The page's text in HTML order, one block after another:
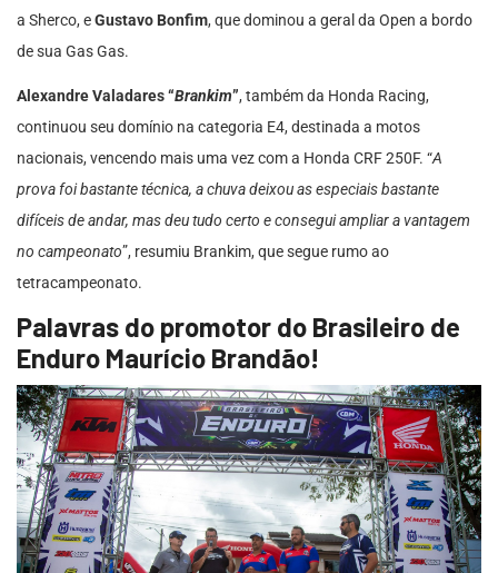
a Sherco, eGustavo Bonfim, que dominou a geral da Open a bordo
de sua Gas Gas.
Alexandre Valadares “Brankim”, também da Honda Racing,
continuou seu domínio na categoria E4, destinada a motos
nacionais, vencendo mais uma vez com a Honda CRF 250F. “A
prova foi bastante técnica, a chuva deixou as especiais bastante
difíceis de andar, mas deu tudo certo e consegui ampliar a vantagem
no campeonato”, resumiu Brankim, que segue rumo ao
tetracampeonato.
Palavras do promotor do Brasileiro de
Enduro Maurício Brandão!